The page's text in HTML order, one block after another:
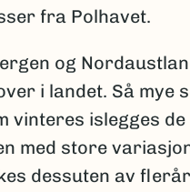
fra Polhavet.
og
i landet. Så mye
vinteres islegges
med store
dessuten av